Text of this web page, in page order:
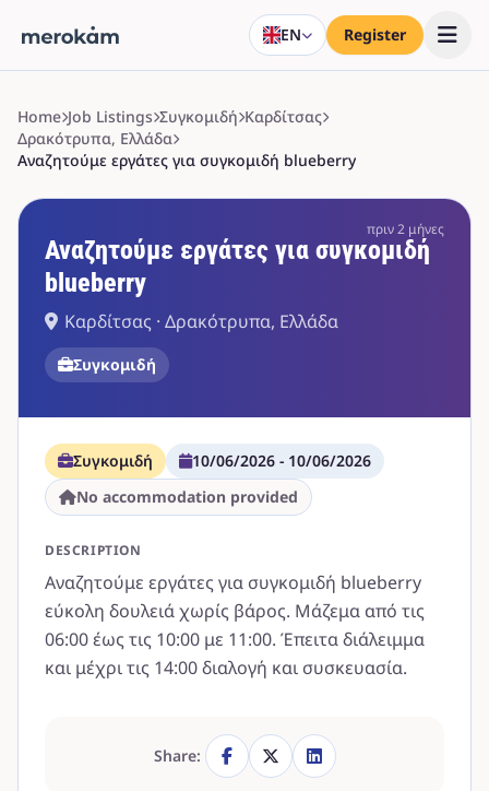
EN Register
Home Job Listings Συγκομιδή Καρδίτσας
Δρακότρυπα, Ελλάδα
Αναζητούμε εργάτες για συγκομιδή blueberry
πριν 2 μήνες
Αναζητούμε εργάτες για συγκομιδή
blueberry
Καρδίτσας · Δρακότρυπα, Ελλάδα
Συγκομιδή
Συγκομιδή
10/06/2026 - 10/06/2026
No accommodation provided
DESCRIPTION
Αναζητούμε εργάτες για συγκομιδή blueberry
εύκολη δουλειά χωρίς βάρος. Μάζεμα από τις
06:00 έως τις 10:00 με 11:00. Έπειτα διάλειμμα
και μέχρι τις 14:00 διαλογή και συσκευασία.
Share: